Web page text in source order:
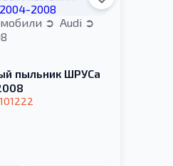
Audi
пыльник ШРУСа